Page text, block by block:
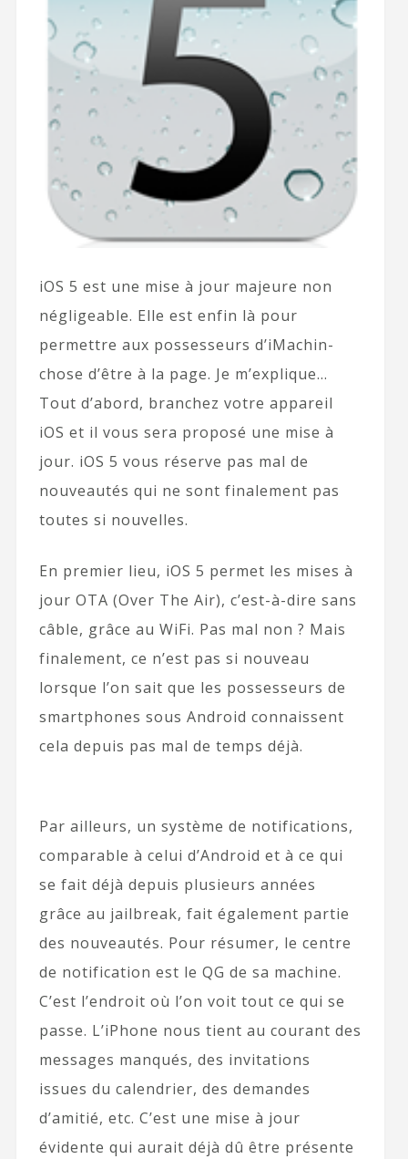
iOS 5 est une mise à jour majeure non
négligeable. Elle est enfin là pour
permettre aux possesseurs d’iMachin-
chose d’être à la page. Je m’explique…
Tout d’abord, branchez votre appareil
iOS et il vous sera proposé une mise à
jour. iOS 5 vous réserve pas mal de
nouveautés qui ne sont finalement pas
toutes si nouvelles.
En premier lieu, iOS 5 permet les mises à
jour OTA (Over The Air), c’est-à-dire sans
câble, grâce au WiFi. Pas mal non ? Mais
finalement, ce n’est pas si nouveau
lorsque l’on sait que les possesseurs de
smartphones sous Android connaissent
cela depuis pas mal de temps déjà.
Par ailleurs, un système de notifications,
comparable à celui d’Android et à ce qui
se fait déjà depuis plusieurs années
grâce au jailbreak, fait également partie
des nouveautés. Pour résumer, le centre
de notification est le QG de sa machine.
C’est l’endroit où l’on voit tout ce qui se
passe. L’iPhone nous tient au courant des
messages manqués, des invitations
issues du calendrier, des demandes
d’amitié, etc. C’est une mise à jour
évidente qui aurait déjà dû être présente